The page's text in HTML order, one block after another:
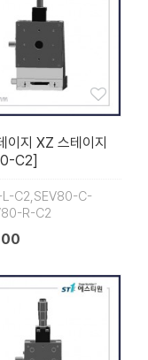
이지 XZ 스테이지
C2]
C2,SEV80-C-
R-C2